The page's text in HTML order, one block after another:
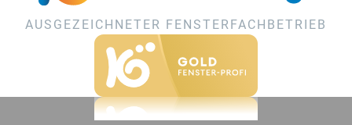
AUSGEZEICHNETER FENSTERFACHBETRIEB